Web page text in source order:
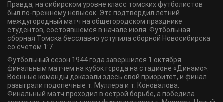
Правда, на сибирском уровне класс томских футболистов
был по-прежнему невысок. Это подтвердил летний
междугородный матч на общегородском празднике
студентов, состоявшемся в начале июля. Футбольная
сборная Томска бесславно уступила сборной Новосибирска
со счетом 1:7.
Футбольный сезон 1944 года завершился 1 октября
финальным матчем на кубок города на стадионе «Динамо».
Военные команды доказали здесь свой приоритет, и финал
разыграли подопечные т. Муллера и т. Коновалова.
Финальный матч проходил в острой борьбе, а победила